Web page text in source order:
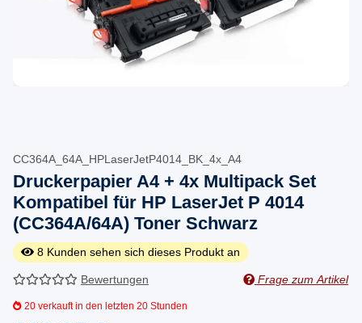
CC364A_64A_HPLaserJetP4014_BK_4x_A4
Druckerpapier A4 + 4x Multipack Set
Kompatibel für HP LaserJet P 4014
(CC364A/64A) Toner Schwarz
8 Kunden sehen sich dieses Produkt an
Bewertungen Frage zum Artikel
20 verkauft in den letzten 20 Stunden